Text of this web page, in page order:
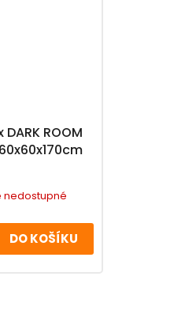
ROOM
nedostupné
DO KOŠÍKU